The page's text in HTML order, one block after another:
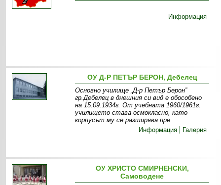
Информация
ОУ Д-Р ПЕТЪР БЕРОН, Дебелец
Основно училище „Д-р Петър Берон”
гр.Дебелец в днешния си вид е обособено
на 15.09.1934г. От учебната 1960/1961г.
училището става осмокласно, като
корпусът му се разширява пре
Информация
Галерия
ОУ ХРИСТО СМИРНЕНСКИ,
Самоводене